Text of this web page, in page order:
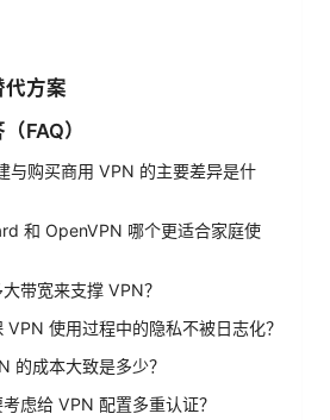
代方案
FAQ）
与购买商用 VPN 的主要差异是什
和 OpenVPN 哪个更适合家庭使
带宽来支撑 VPN？
VPN 使用过程中的隐私不被日志化？
的成本大致是多少？
虑给 VPN 配置多重认证？